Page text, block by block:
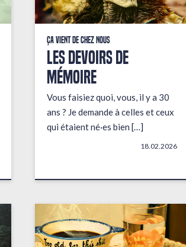
Ça vient de chez nous
LES DEVOIRS DE
MÉMOIRE
Vous faisiez quoi, vous, il y a 30
ans ? Je demande à celles et ceux
qui étaient né·es bien […]
18.02.2026